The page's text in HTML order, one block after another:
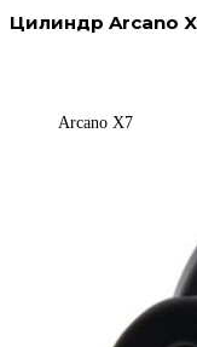
Цилиндр Arcano
Arcano X7